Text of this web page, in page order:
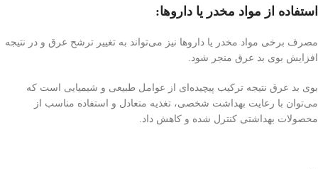
استفاده از مواد مخدر یا داروها:
مصرف برخی مواد مخدر یا داروها نیز می‌تواند به تغییر ترشح عرق و در نتیجه
افزایش بوی بد عرق منجر شود.
بوی بد عرق نتیجه ترکیب پیچیده‌ای از عوامل طبیعی و شیمیایی است که
می‌توان با رعایت بهداشت شخصی، تغذیه متعادل و استفاده مناسب از
محصولات بهداشتی کنترل شده و کاهش داد.